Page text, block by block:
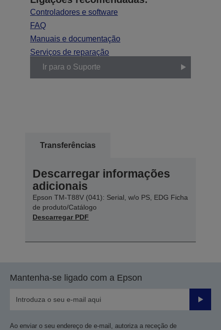
Controladores e software
FAQ
Manuais e documentação
Serviços de reparação
Ir para o Suporte
Transferências
Descarregar informações
adicionais
Epson TM-T88V (041): Serial, w/o PS, EDG Ficha
de produto/Catálogo
Descarregar PDF
Mantenha-se ligado com a Epson
Enviar
Ao enviar o seu endereço de e-mail, autoriza a receção de